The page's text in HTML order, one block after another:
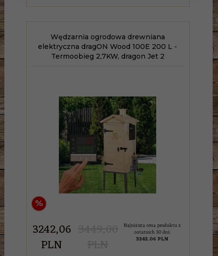
Wędzarnia ogrodowa drewniana
elektryczna dragON Wood 100E 200 L -
Termoobieg 2,7KW, dragon Jet 2
%
3242,06
PLN
Najniższa cena produktu z
ostatnich 30 dni:
3242.06 PLN